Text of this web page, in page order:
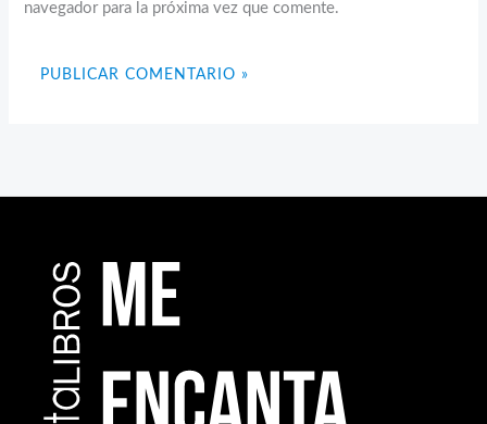
navegador para la próxima vez que comente.